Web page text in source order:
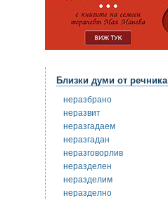
Близки думи от речника
неразбрано
неразвит
неразгадаем
неразгадан
неразговорлив
неразделен
неразделим
неразделно